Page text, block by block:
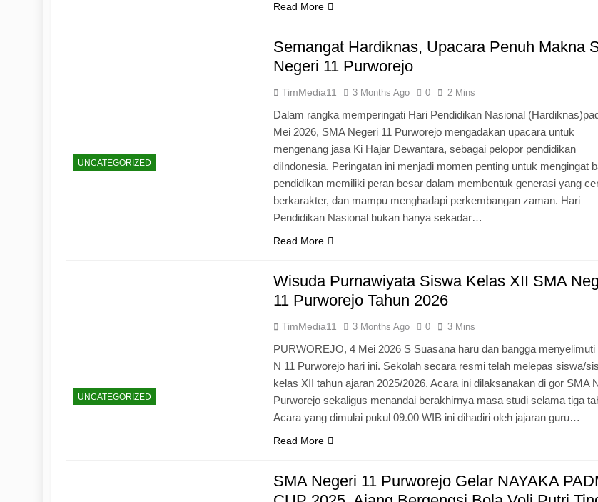
Read More
UNCATEGORIZED
Semangat Hardiknas, Upacara Penuh Makna
Negeri 11 Purworejo
TimMedia11 3 Months Ago 0 2 Mins
Dalam rangka memperingati Hari Pendidikan Nasional
Mei 2026, SMA Negeri 11 Purworejo mengadakan upacara untuk
mengenang jasa Ki Hajar Dewantara, sebagai pelopor pendidikan
diIndonesia. Peringatan ini menjadi momen penting untuk mengingat
pendidikan memiliki peran besar dalam membentuk generasi yang
berkarakter, dan mampu menghadapi perkembangan zaman. Hari
Pendidikan Nasional bukan hanya sekadar…
Read More
UNCATEGORIZED
Wisuda Purnawiyata Siswa Kelas XII SMA
11 Purworejo Tahun 2026
TimMedia11 3 Months Ago 0 3 Mins
PURWOREJO, 4 Mei 2026 S Suasana haru dan bangga menyelimuti
N 11 Purworejo hari ini. Sekolah secara resmi telah melepas siswa/
kelas XII tahun ajaran 2025/2026. Acara ini dilaksanakan di gor SMA
Purworejo sekaligus menandai berakhirnya masa studi selama tiga
Acara yang dimulai pukul 09.00 WIB ini dihadiri oleh jajaran guru…
Read More
SMA Negeri 11 Purworejo Gelar NAYAKA